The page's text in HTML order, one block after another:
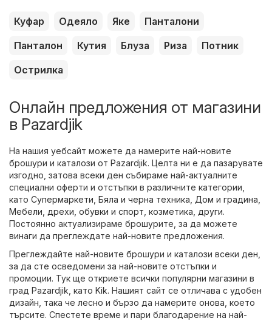
Куфар Одеяло Яке
Панталони
Панталон
Кутия Блуза Риза
Потник
Острилка
Онлайн предложения от магазини
в Pazardjik
На нашия уебсайт можете да намерите най-новите
брошури и каталози от Pazardjik. Целта ни е да пазарувате
изгодно, затова всеки ден събираме най-актуалните
специални оферти и отстъпки в различните категории,
като Супермаркети Бяла и черна техника Дом и градина
Мебели дрехи, обувки и спорт козметика други.
Постоянно актуализираме брошурите, за да можете
винаги да преглеждате най-новите предложения.
Преглеждайте най-новите брошури и каталози всеки ден,
за да сте осведомени за най-новите отстъпки и
промоции. Тук ще откриете всички популярни магазини в
град Pazardjik, като Kik. Нашият сайт се отличава с удобен
дизайн, така че лесно и бързо да намерите онова, което
търсите. Спестете време и пари благодарение на най-